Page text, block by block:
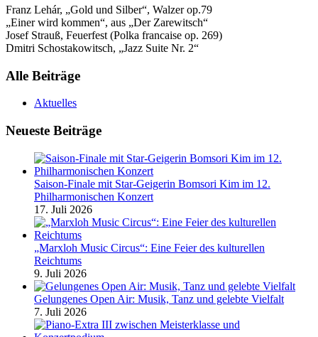
Franz Lehár, „Gold und Silber“, Walzer op.79
„Einer wird kommen“, aus „Der Zarewitsch“
Josef Strauß, Feuerfest (Polka francaise op. 269)
Dmitri Schostakowitsch, „Jazz Suite Nr. 2“
Alle Beiträge
Aktuelles
Neueste Beiträge
Saison-Finale mit Star-Geigerin Bomsori Kim im 12.
Philharmonischen Konzert
17. Juli 2026
„Marxloh Music Circus“: Eine Feier des kulturellen
Reichtums
9. Juli 2026
Gelungenes Open Air: Musik, Tanz und gelebte Vielfalt
7. Juli 2026